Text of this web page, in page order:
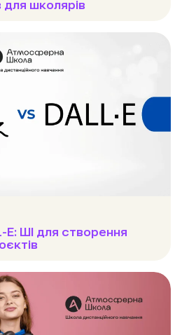
для школярів
E: ШІ для створення